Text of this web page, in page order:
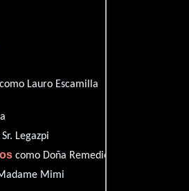
como Lauro Escamilla
Legazpi
como Doña Remedios
Mimi
01 hr 40